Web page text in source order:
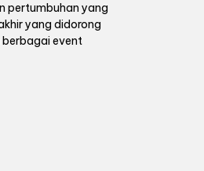
pertumbuhan yang
yang didorong
event